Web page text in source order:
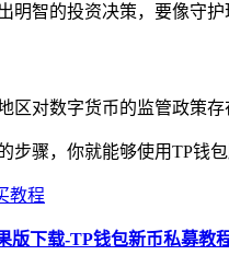
明智的投资决策，要像守
区对数字货币的监管政策
步骤，你就能够使用TP钱
教程
版下载-TP钱包新币私募教